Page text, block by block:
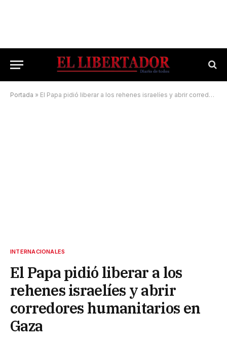
Portada » El Papa pidió liberar a los rehenes israelíes y abrir corredores humanitarios en Gaza
INTERNACIONALES
El Papa pidió liberar a los
rehenes israelíes y abrir
corredores humanitarios en
Gaza